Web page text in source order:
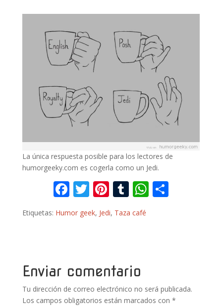
La única respuesta posible para los lectores de
humorgeeky.com es cogerla como un Jedi.
F
ac
e
o
k
T
w
itt
Pi
nt
er
T
u
m
W
h
p r
Etiquetas: Humor geek, Jedi, Taza café
Enviar comentario
Tu dirección de correo electrónico no será publicada.
Los campos obligatorios están marcados con *